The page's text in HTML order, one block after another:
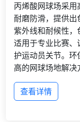
丙烯酸网球场采用
耐磨防滑，提供
紫外线和耐候性，
适用于专业比赛
护运动员关节。
高的网球场地解决
查看详情